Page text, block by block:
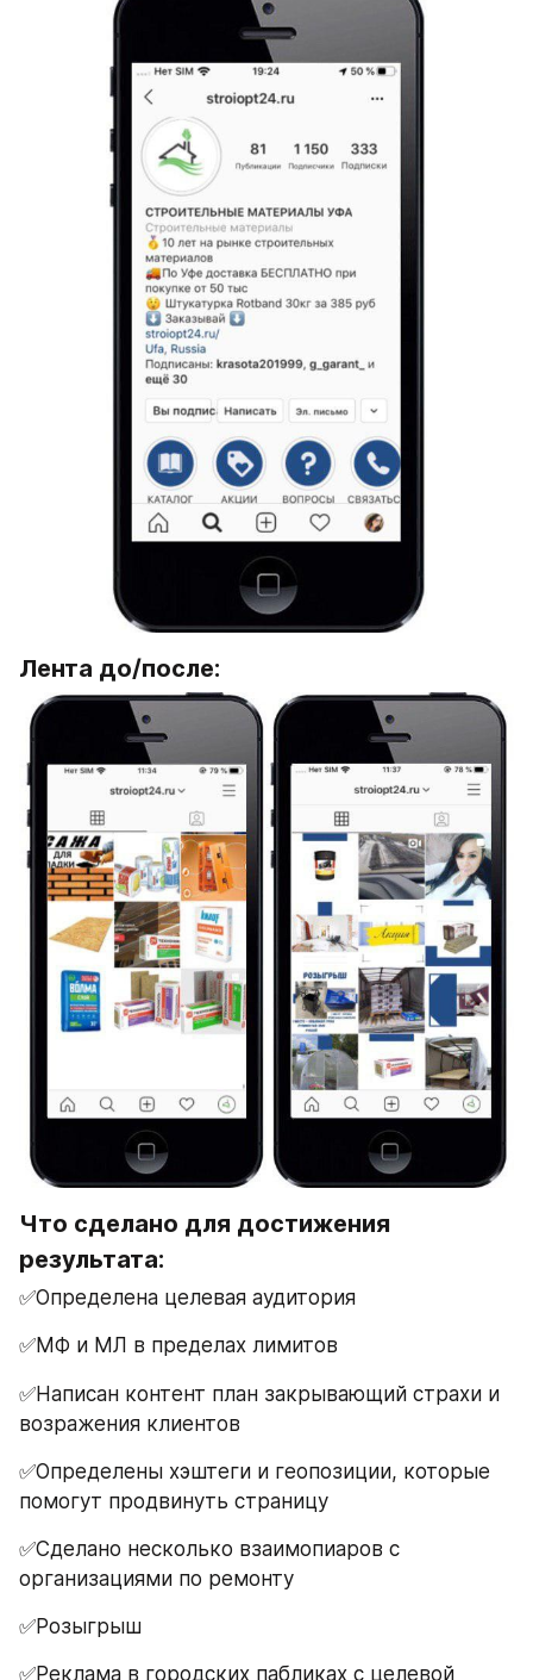
Лента до/после:
Что сделано для достижения
результата:
✅Определена целевая аудитория
✅МФ и МЛ в пределах лимитов
✅Написан контент план закрывающий страхи и
возражения клиентов
✅Определены хэштеги и геопозиции, которые
помогут продвинуть страницу
✅Сделано несколько взаимопиаров с
организациями по ремонту
✅Розыгрыш
✅Реклама в городских пабликах с целевой